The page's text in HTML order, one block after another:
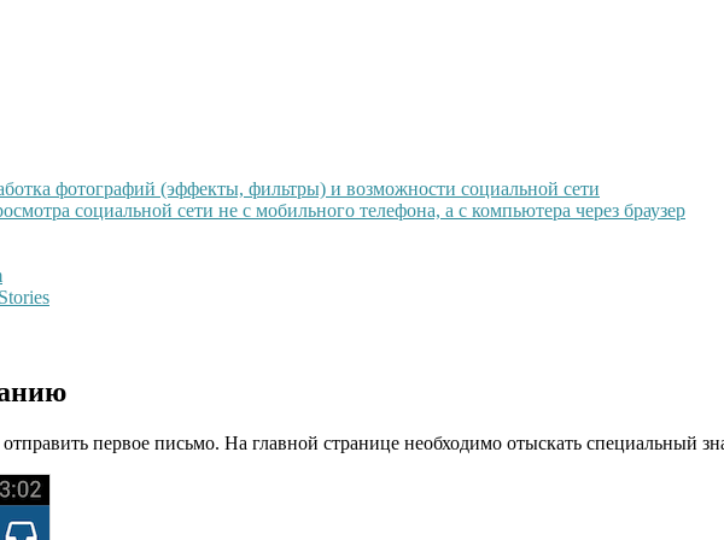
фотографий (эффекты, фильтры) и возможности социальной сети
социальной сети не с мобильного телефона, а с компьютера через браузер
первое письмо. На главной странице необходимо отыскать специальный